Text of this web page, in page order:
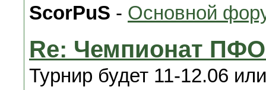
ScorPuS - Основной
Re: Чемпионат
Турнир будет 11-12.06